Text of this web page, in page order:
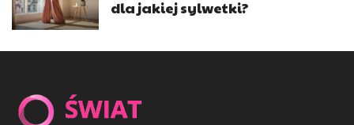
dla jakiej sylwetki?